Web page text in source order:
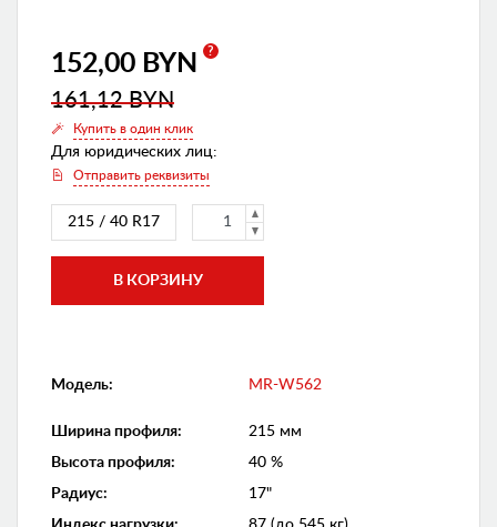
152,00 BYN ?
161,12 BYN
Купить в один клик
Для юридических лиц:
Отправить реквизиты
215 / 40 R17
Модель: MR-W562
Ширина профиля:
215 мм
Высота профиля:
40 %
Радиус:
17"